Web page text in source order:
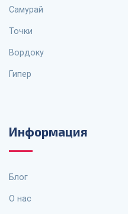
Самурай
Точки
Вордоку
Гипер
Информация
Блог
О нас